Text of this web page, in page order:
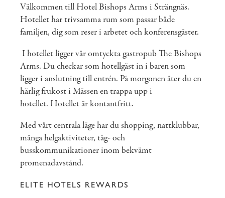
Välkommen till Hotel Bishops Arms i Strängnäs.
Hotellet har trivsamma rum som passar både
familjen, dig som reser i arbetet och konferensgäster.
I hotellet ligger vår omtyckta gastropub The Bishops
Arms. Du checkar som hotellgäst in i baren som
ligger i anslutning till entrén. På morgonen äter du en
härlig frukost i Mässen en trappa upp i
hotellet. Hotellet är kontantfritt.
Med vårt centrala läge har du shopping, nattklubbar,
många helgaktiviteter, tåg- och
busskommunikationer inom bekvämt
promenadavstånd.
ELITE HOTELS REWARDS